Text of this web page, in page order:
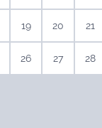
19 20 21
26 27 28